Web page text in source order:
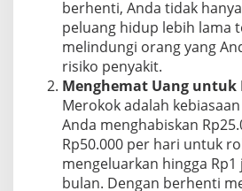
berhenti, Anda tidak
peluang hidup lebih lama
melindungi orang yang
risiko penyakit.
Menghemat Uang
Merokok adalah
Anda menghabiskan
Rp50.000 per hari untuk
mengeluarkan hingga
bulan. Dengan berhenti